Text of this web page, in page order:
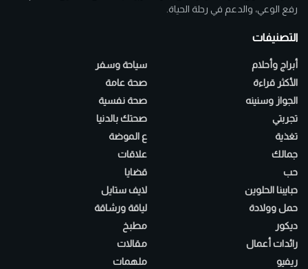
رفع الوعي، والدعم في رحلة الحياة.
التصنيفات
أبراج وأحلام
الأكثر قراءة
الجواز وسنينه
تجربتي
تغذية
جمالك
حب
حبايبنا الحلوين
حمل وولادة
ديكور
رائدات أعمال
ريفيو
سياحة وسفر
صحة عامة
صحة نفسية
صحتك بالدنيا
ع الموضة
علاقات
قضايا
لايف ستايل
لياقة ورشاقة
مطبخ
مقالات
ملهمات